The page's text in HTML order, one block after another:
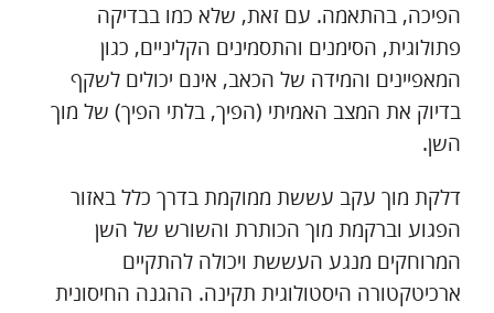
הפיכה, בהתאמה. עם זאת, שלא כמו בבדיקה
פתולוגית, הסימנים והתסמינים הקליניים, כגון
המאפיינים והמידה של הכאב, אינם יכולים לשקף
בדיוק את המצב האמיתי (הפיך, בלתי הפיך) של מוך
השן.
דלקת מוך עקב עששת ממוקמת בדרך כלל באזור
הפגוע וברקמת מוך הכותרת והשורש של השן
המרוחקים מנגע העששת ויכולה להתקיים
ארכיטקטורה היסטולוגית תקינה. ההגנה החיסונית